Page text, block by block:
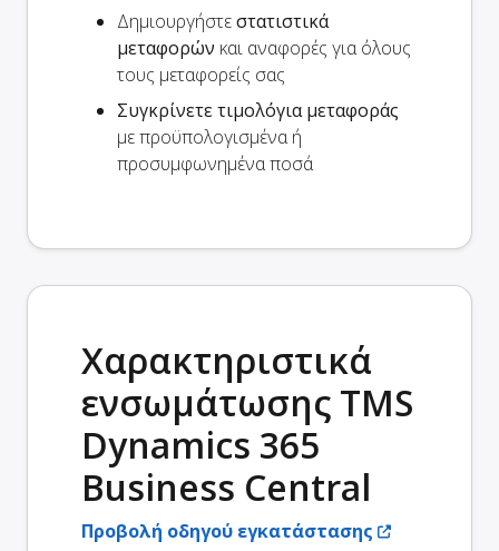
Δημιουργήστεστατιστικά
μεταφορών και αναφορές για όλους
τους μεταφορείς σας
Συγκρίνετε τιμολόγια μεταφοράς
με προϋπολογισμένα ή
προσυμφωνημένα ποσά
Χαρακτηριστικά
ενσωμάτωσης TMS
Dynamics 365
Business Central
Προβολή οδηγού εγκατάστασης